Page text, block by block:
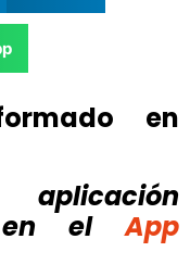
en
aplicación
en el
App